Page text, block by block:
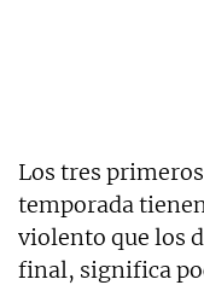
Los tres
temporada
violento que los
final, significa